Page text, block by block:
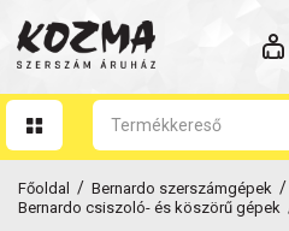
Főoldal / Bernardo szerszámgépek /
Bernardo csiszoló- és köszörű gépek